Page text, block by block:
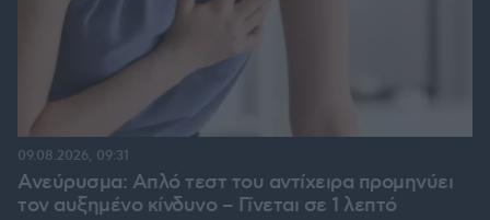
Ανεύρυσμα: Απλό τεστ του αντίχειρα προμηνύει
τον αυξημένο κίνδυνο – Γίνεται σε 1 λεπτό
09.08.2026, 09:31